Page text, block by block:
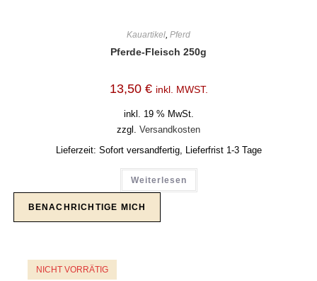
Kauartikel, Pferd
Pferde-Fleisch 250g
13,50 € inkl. MWST.
inkl. 19 % MwSt.
zzgl. Versandkosten
Lieferzeit: Sofort versandfertig, Lieferfrist 1-3 Tage
Weiterlesen
NICHT VORRÄTIG